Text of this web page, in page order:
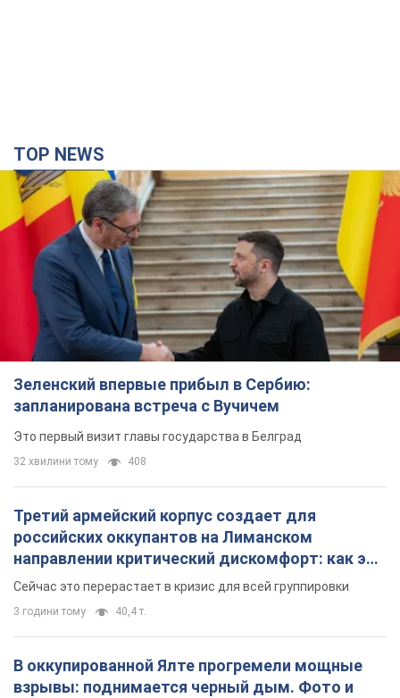
TOP NEWS
Зеленский впервые прибыл в Сербию:
запланирована встреча с Вучичем
Это первый визит главы государства в Белград
32 хвилини тому 408
Третий армейский корпус создает для
российских оккупантов на Лиманском
направлении критический дискомфорт: как это
удалось
Сейчас это перерастает в кризис для всей группировки
3 години тому 40,4 т.
В оккупированной Ялте прогремели мощные
взрывы: поднимается черный дым. Фото и